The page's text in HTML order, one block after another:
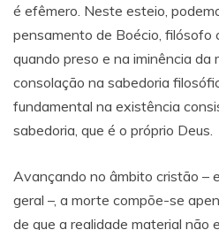
é efêmero. Neste esteio,
pensamento de Boécio, filósofo
quando preso e na iminência da
consolação na sabedoria
fundamental na existência
sabedoria, que é o próprio Deus.
Avançando no âmbito cristão –
geral –, a morte compõe-se
de que a realidade material não